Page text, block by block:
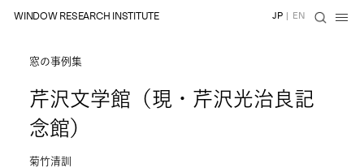
WINDOW RESEARCH INSTITUTE JP | EN
窓の事例集
芹沢文学館（現・芹沢光治良記
念館）
菊竹清訓